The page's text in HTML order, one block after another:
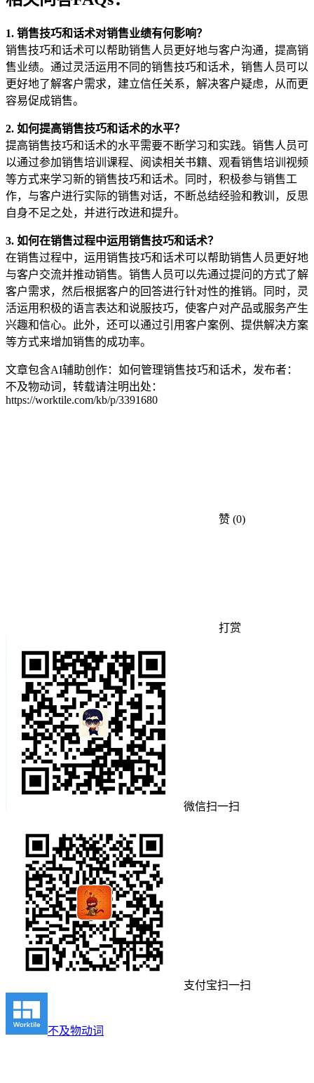
1. 销售技巧和话术对销售业绩有何影响？
销售技巧和话术可以帮助销售人员更好地与客户沟通，提高销
售业绩。通过灵活运用不同的销售技巧和话术，销售人员可以
更好地了解客户需求，建立信任关系，解决客户疑虑，从而更
容易促成销售。
2. 如何提高销售技巧和话术的水平？
提高销售技巧和话术的水平需要不断学习和实践。销售人员可
以通过参加销售培训课程、阅读相关书籍、观看销售培训视频
等方式来学习新的销售技巧和话术。同时，积极参与销售工
作，与客户进行实际的销售对话，不断总结经验和教训，反思
自身不足之处，并进行改进和提升。
3. 如何在销售过程中运用销售技巧和话术？
在销售过程中，运用销售技巧和话术可以帮助销售人员更好地
与客户交流并推动销售。销售人员可以先通过提问的方式了解
客户需求，然后根据客户的回答进行针对性的推销。同时，灵
活运用积极的语言表达和说服技巧，使客户对产品或服务产生
兴趣和信心。此外，还可以通过引用客户案例、提供解决方案
等方式来增加销售的成功率。
文章包含AI辅助创作：如何管理销售技巧和话术，发布者：
不及物动词，转载请注明出处：
https://worktile.com/kb/p/3391680
赞 (0)
打赏
微信扫一扫
支付宝扫一扫
不及物动词